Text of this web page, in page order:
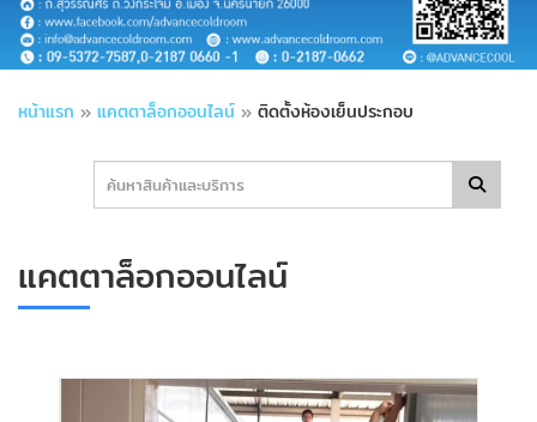
หน้าแรก » แคตตาล็อกออนไลน์ » ติดตั้งห้องเย็นประกอบ
แคตตาล็อกออนไลน์